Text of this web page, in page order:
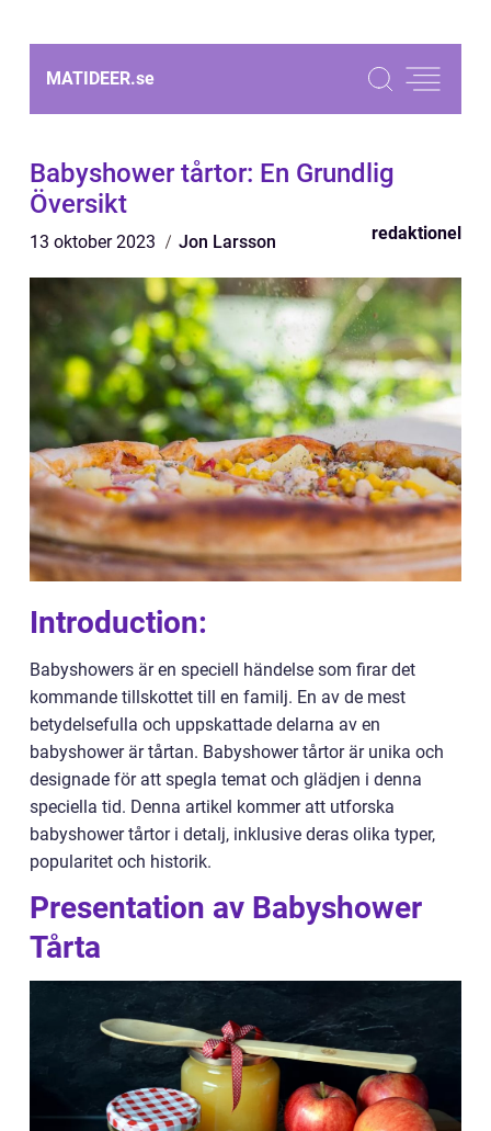
MATIDEER.se
Babyshower tårtor: En Grundlig
Översikt
13 oktober 2023 Jon Larsson redaktionel
Introduction:
Babyshowers är en speciell händelse som firar det
kommande tillskottet till en familj. En av de mest
betydelsefulla och uppskattade delarna av en
babyshower är tårtan. Babyshower tårtor är unika och
designade för att spegla temat och glädjen i denna
speciella tid. Denna artikel kommer att utforska
babyshower tårtor i detalj, inklusive deras olika typer,
popularitet och historik.
Presentation av Babyshower
Tårta